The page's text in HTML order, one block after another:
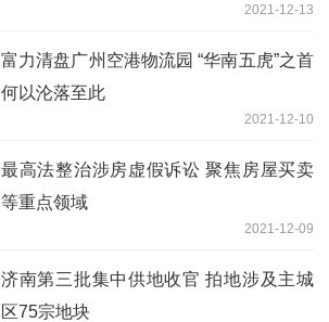
2021-12-13
富力清盘广州空港物流园 “华南五虎”之首
何以沦落至此
2021-12-10
最高法整治涉房虚假诉讼 聚焦房屋买卖
等重点领域
2021-12-09
济南第三批集中供地收官 拍地涉及主城
区75宗地块